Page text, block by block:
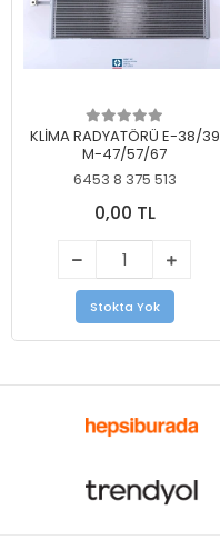
KLİMA RADYATÖRÜ E-38/39
M-47/57/67
6453 8 375 513
0,00 TL
Stokta Yok